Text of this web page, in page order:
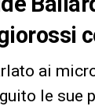
ai
le sue